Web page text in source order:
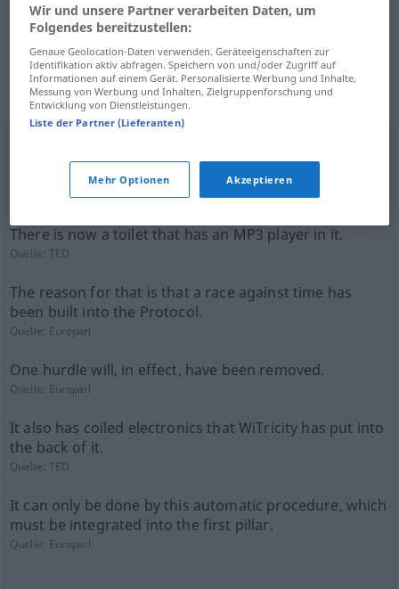
Beispielsätze aus externen Quellen
für "eingebaut"
(nicht von der Langenscheidt Redaktion
geprüft)
Big corporations have an in-built tendency to reinforce
past success.
There is now a toilet that has an MP3 player in it.
Quelle:TED
The reason for that is that a race against time has
been built into the Protocol.
Quelle: Europarl
One hurdle will, in effect, have been removed.
Quelle: Europarl
It also has coiled electronics that WiTricity has put into
the back of it.
Quelle:TED
It can only be done by this automatic procedure, which
must be integrated into the first pillar.
Quelle: Europarl
Wir und unsere Partner verarbeiten Daten, um
Folgendes bereitzustellen:
Genaue Geolocation-Daten verwenden. Geräteeigenschaften zur
Identifikation aktiv abfragen. Speichern von und/oder Zugriff auf
Informationen auf einem Gerät. Personalisierte Werbung und Inhalte,
Messung von Werbung und Inhalten, Zielgruppenforschung und
Entwicklung von Dienstleistungen.
Liste der Partner (Lieferanten)
Mehr Optionen Akzeptieren